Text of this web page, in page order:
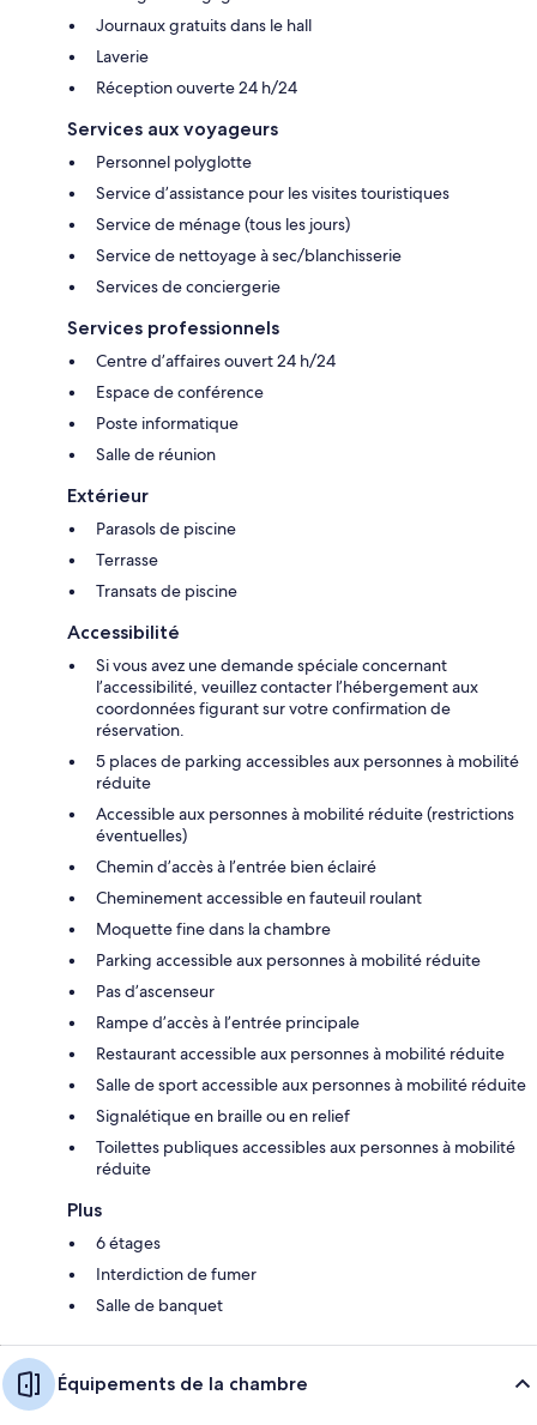
Journaux gratuits dans le hall
Laverie
Réception ouverte 24 h/24
Services aux voyageurs
Personnel polyglotte
Service d’assistance pour les visites touristiques
Service de ménage (tous les jours)
Service de nettoyage à sec/blanchisserie
Services de conciergerie
Services professionnels
Centre d’affaires ouvert 24 h/24
Espace de conférence
Poste informatique
Salle de réunion
Extérieur
Parasols de piscine
Terrasse
Transats de piscine
Accessibilité
Si vous avez une demande spéciale concernant
l’accessibilité, veuillez contacter l’hébergement aux
coordonnées figurant sur votre confirmation de
réservation.
5 places de parking accessibles aux personnes à mobilité
réduite
Accessible aux personnes à mobilité réduite (restrictions
éventuelles)
Chemin d’accès à l’entrée bien éclairé
Cheminement accessible en fauteuil roulant
Moquette fine dans la chambre
Parking accessible aux personnes à mobilité réduite
Pas d’ascenseur
Rampe d’accès à l’entrée principale
Restaurant accessible aux personnes à mobilité réduite
Salle de sport accessible aux personnes à mobilité réduite
Signalétique en braille ou en relief
Toilettes publiques accessibles aux personnes à mobilité
réduite
Plus
6 étages
Interdiction de fumer
Salle de banquet
Équipements de la chambre